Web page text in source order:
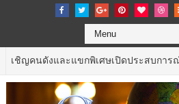
ษเปิดประสบการณ์สุดมันส์ “THE